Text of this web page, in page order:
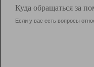
Куда обращаться за
Если у вас есть вопросы